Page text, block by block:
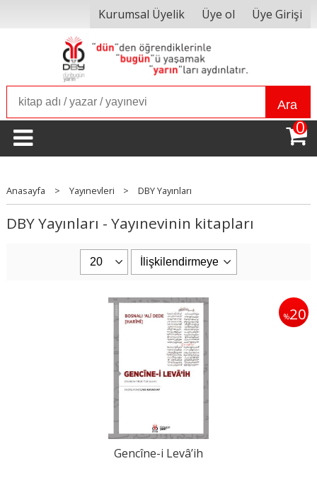
Kurumsal Üyelik Üye ol Üye Girişi
Ara
0
Anasayfa > Yayınevleri > DBY Yayınları
DBY Yayınları - Yayınevinin kitapları
%20
Gencîne-i Levâ’ih